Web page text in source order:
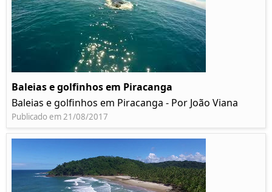
Baleias e golfinhos em Piracanga
Baleias e golfinhos em Piracanga - Por João Viana
Publicado em 21/08/2017